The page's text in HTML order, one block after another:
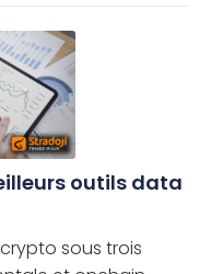
outils data
sous trois